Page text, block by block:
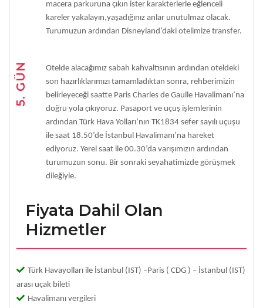
macera parkuruna çıkın ister karakterlerle eğlenceli
kareler yakalayın,yaşadığınız anlar unutulmaz olacak.
Turumuzun ardından Disneyland’daki otelimize transfer.
5. GÜN
Otelde alacağımız sabah kahvaltısının ardından oteldeki
son hazırlıklarımızı tamamladıktan sonra, rehberimizin
belirleyeceği saatte Paris Charles de Gaulle Havalimanı’na
doğru yola çıkıyoruz. Pasaport ve uçuş işlemlerinin
ardından Türk Hava Yolları’nın TK1834 sefer sayılı uçuşu
ile saat 18.50’de İstanbul Havalimanı’na hareket
ediyoruz. Yerel saat ile 00.30’da varışımızın ardından
turumuzun sonu. Bir sonraki seyahatimizde görüşmek
dileğiyle.
Fiyata Dahil Olan
Hizmetler
Türk Havayolları ile İstanbul (IST) –Paris ( CDG ) – İstanbul (IST)
arası uçak bileti
Havalimanı vergileri